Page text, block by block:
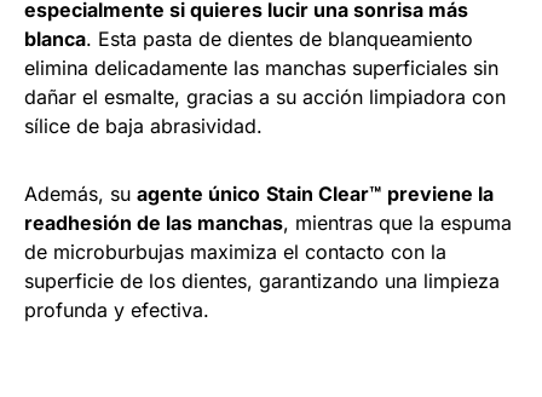
especialmente si quieres lucir una sonrisa más
blanca. Esta pasta de dientes de blanqueamiento
elimina delicadamente las manchas superficiales sin
dañar el esmalte, gracias a su acción limpiadora con
sílice de baja abrasividad.
Además, su agente único Stain Clear™ previene la
readhesión de las manchas, mientras que la espuma
de microburbujas maximiza el contacto con la
superficie de los dientes, garantizando una limpieza
profunda y efectiva.